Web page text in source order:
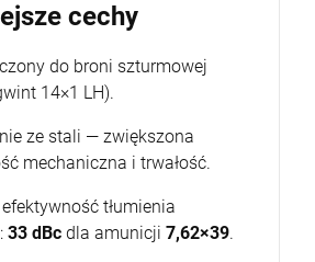
cechy
do broni szturmowej
14×1 LH).
ze stali — zwiększona
mechaniczna i trwałość.
tłumienia
33 dBc dla amunicji 7,62×39.